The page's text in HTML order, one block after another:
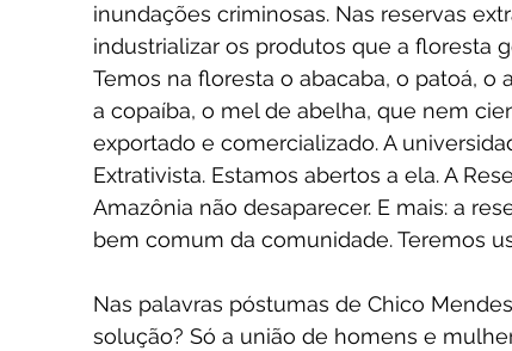
inundações criminosas. Nas reservas
industrializar os produtos que a floresta
Temos na floresta o abacaba, o patoá, o
a copaíba, o mel de abelha, que nem
exportado e comercializado. A
Extrativista. Estamos abertos a ela. A
Amazônia não desaparecer. E mais: a
bem comum da comunidade. Teremos
Nas palavras póstumas de Chico
solução? Só a união de homens e